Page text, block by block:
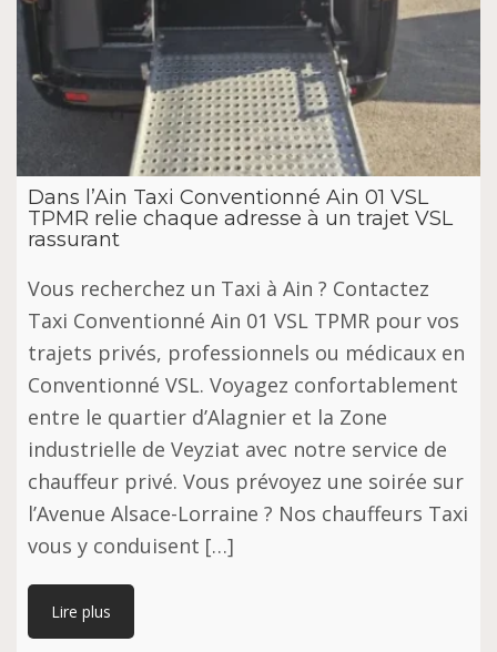
Dans l’Ain Taxi Conventionné Ain 01 VSL
TPMR relie chaque adresse à un trajet VSL
rassurant
Vous recherchez un Taxi à Ain ? Contactez
Taxi Conventionné Ain 01 VSL TPMR pour vos
trajets privés, professionnels ou médicaux en
Conventionné VSL. Voyagez confortablement
entre le quartier d’Alagnier et la Zone
industrielle de Veyziat avec notre service de
chauffeur privé. Vous prévoyez une soirée sur
l’Avenue Alsace-Lorraine ? Nos chauffeurs Taxi
vous y conduisent […]
Lire plus